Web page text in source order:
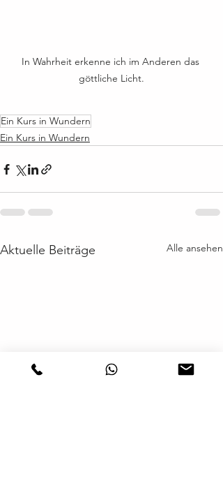
In Wahrheit erkenne ich im Anderen das
göttliche Licht.
Ein Kurs in Wundern
Ein Kurs in Wundern
Aktuelle Beiträge Alle ansehen